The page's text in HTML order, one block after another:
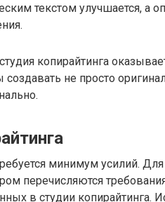
текстом улучшается, а
копирайтинга
не просто
минимум усилий.
перечисляются
в студии копирайтинга.